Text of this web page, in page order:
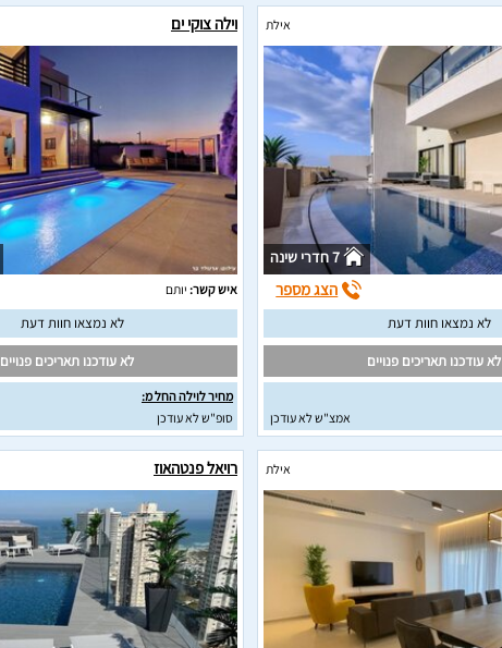
אילת
7 חדרי שינה
הצג מספר
לא נמצאו חוות דעת
לא עודכנו תאריכים פנויים
אמצ"ש לא עודכן
וילה צוקי ים
איש קשר: יותם
לא נמצאו חוות דעת
לא עודכנו תאריכים פנויים
מחיר לוילה החל מ:
סופ"ש לא עודכן
אילת רויאל פנטהאוז